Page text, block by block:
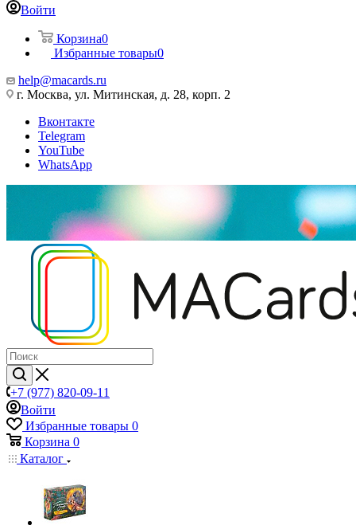
Войти
Корзина0
Избранные товары0
help@macards.ru
г. Москва, ул. Митинская, д. 28, корп. 2
Вконтакте
Telegram
YouTube
WhatsApp
+7 (977) 820-09-11
Войти
Избранные товары 0
Корзина 0
Каталог